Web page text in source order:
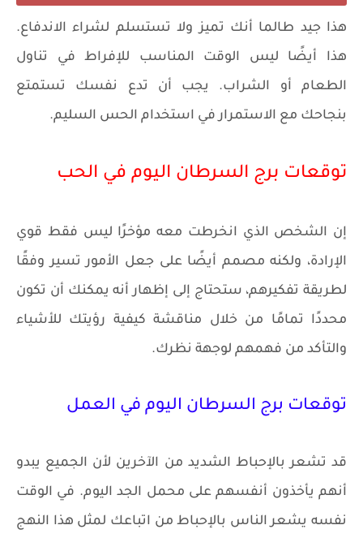
هذا جيد طالما أنك تميز ولا تستسلم لشراء الاندفاع.
هذا أيضًا ليس الوقت المناسب للإفراط في تناول
الطعام أو الشراب. يجب أن تدع نفسك تستمتع
بنجاحك مع الاستمرار في استخدام الحس السليم.
توقعات برج السرطان اليوم في الحب
إن الشخص الذي انخرطت معه مؤخرًا ليس فقط قوي
الإرادة، ولكنه مصمم أيضًا على جعل الأمور تسير وفقًا
لطريقة تفكيرهم، ستحتاج إلى إظهار أنه يمكنك أن تكون
محددًا تمامًا من خلال مناقشة كيفية رؤيتك للأشياء
والتأكد من فهمهم لوجهة نظرك.
توقعات برج السرطان اليوم في العمل
قد تشعر بالإحباط الشديد من الآخرين لأن الجميع يبدو
أنهم يأخذون أنفسهم على محمل الجد اليوم. في الوقت
نفسه يشعر الناس بالإحباط من اتباعك لمثل هذا النهج